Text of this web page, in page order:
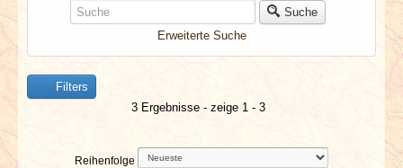
NEUESTE ARTIKEL
NEWS & DATES
BERICHTE
VERLOSUNGEN
Suche
Erweiterte Suche
Filters
3 Ergebnisse - zeige 1 - 3
Reihenfolge